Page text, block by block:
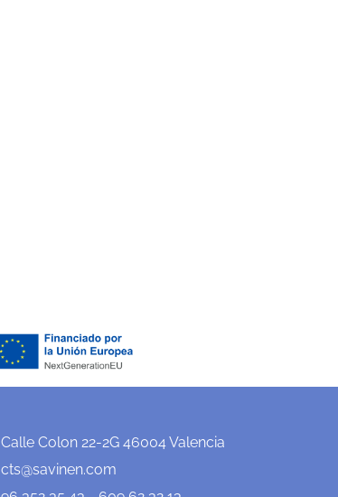
Calle Colon 22-2G 46004 Valencia
cts@savinen.com